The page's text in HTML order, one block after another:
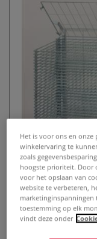
cm
Het is voor ons en
winkelervaring te
zoals
hoogste prioriteit. Door
voor het opslaan van
website te verbeteren,
toestemming op elk
vindt deze onder